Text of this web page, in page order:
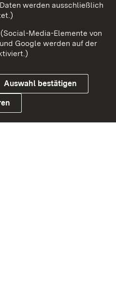
Barrierefreiheit
Cookies
werden ausschließlich
Media-Elemente von
Google werden auf der
Auswahl bestätigen